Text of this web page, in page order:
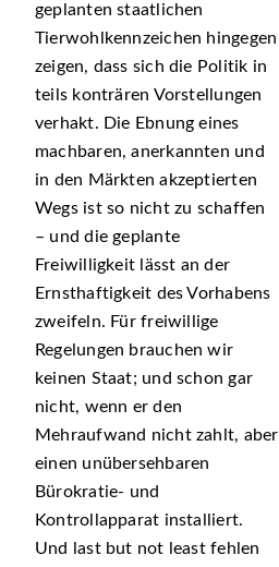
geplanten staatlichen
Tierwohlkennzeichen hingegen
zeigen, dass sich die Politik in
teils konträren Vorstellungen
verhakt. Die Ebnung eines
machbaren, anerkannten und
in den Märkten akzeptierten
Wegs ist so nicht zu schaffen
– und die geplante
Freiwilligkeit lässt an der
Ernsthaftigkeit des Vorhabens
zweifeln. Für freiwillige
Regelungen brauchen wir
keinen Staat; und schon gar
nicht, wenn er den
Mehraufwand nicht zahlt, aber
einen unübersehbaren
Bürokratie- und
Kontrollapparat installiert.
Und last but not least fehlen